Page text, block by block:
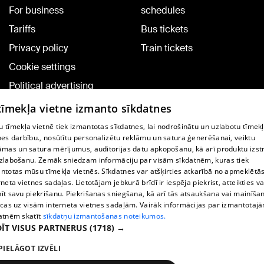
For business
Tariffs
Privacy policy
Cookie settings
Political advertising
Cookie policy
Commenting terms
schedules
Bus tickets
Train tickets
TV program
Contract rules
360 Ziņu kontakti
Helio Media
Vortal assistance service: e-mail -
vietne izmanto sīkdatnes
tīmekļa vietnē tiek izmantotas sīkdatnes, lai nodrošinātu un uzlabotu
darbību., nosūtītu personalizētu reklāmu un satura ģenerēšanai, veiktu
un satura mērījumus, auditorijas datu apkopošanu, kā arī produktu
Zemāk sniedzam informāciju par visām sīkdatnēm, kuras tiek
mūsu tīmekļa vietnēs. Sīkdatnes var atšķirties atkarībā no
vietnes sadaļas. Lietotājam jebkurā brīdī ir iespēja piekrist, atteikties
savu piekrišanu. Piekrišanas sniegšana, kā arī tās atsaukšana vai
uz visām interneta vietnes sadaļām. Vairāk informācijas par
skatīt sīkdatņu izmantošanas noteikumos.
VISUS PARTNERUS (1718) →
IZVĒLI